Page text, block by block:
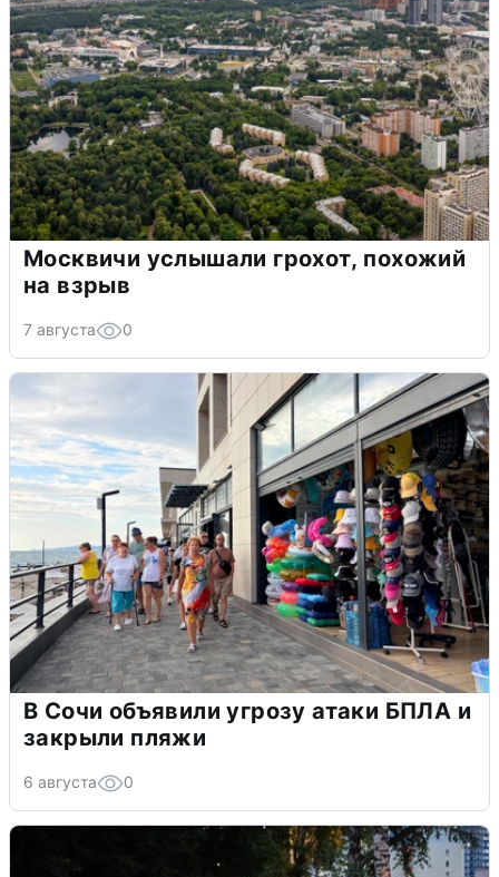
Москвичи услышали грохот, похожий
на взрыв
7 августа 0
В Сочи объявили угрозу атаки БПЛА и
закрыли пляжи
6 августа 0